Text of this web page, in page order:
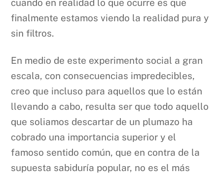
cuando en realidad lo que ocurre es que
finalmente estamos viendo la realidad pura y
sin filtros.
En medio de este experimento social a gran
escala, con consecuencias impredecibles,
creo que incluso para aquellos que lo están
llevando a cabo, resulta ser que todo aquello
que soliamos descartar de un plumazo ha
cobrado una importancia superior y el
famoso sentido común, que en contra de la
supuesta sabiduría popular, no es el más